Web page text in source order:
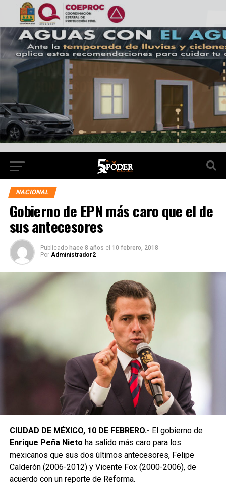
NACIONAL
Gobierno de EPN más caro que el de
sus antecesores
Publicado hace 8 años el 10 febrero, 2018
Por Administrador2
CIUDAD DE MÉXICO, 10 DE FEBRERO.- El gobierno de
Enrique Peña Nieto ha salido más caro para los
mexicanos que sus dos últimos antecesores, Felipe
Calderón (2006-2012) y Vicente Fox (2000-2006), de
acuerdo con un reporte de Reforma.